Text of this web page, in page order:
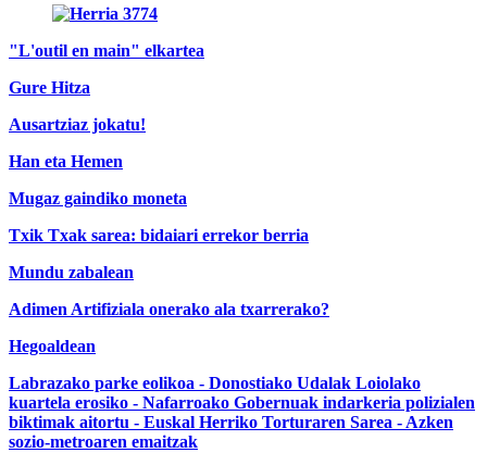
"L'outil en main" elkartea
Gure Hitza
Ausartziaz jokatu!
Han eta Hemen
Mugaz gaindiko moneta
Txik Txak sarea: bidaiari errekor berria
Mundu zabalean
Adimen Artifiziala onerako ala txarrerako?
Hegoaldean
Labrazako parke eolikoa - Donostiako Udalak Loiolako
kuartela erosiko - Nafarroako Gobernuak indarkeria polizialen
biktimak aitortu - Euskal Herriko Torturaren Sarea - Azken
sozio-metroaren emaitzak